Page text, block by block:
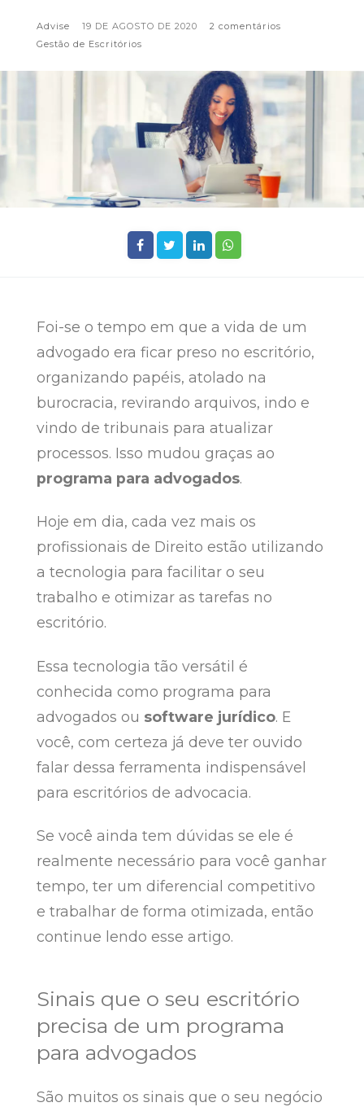
Advise 19 DE AGOSTO DE 2020
2 comentários
Gestão de Escritórios
Foi-se o tempo em que a vida de um
advogado era ficar preso no escritório,
organizando papéis, atolado na
burocracia, revirando arquivos, indo e
vindo de tribunais para atualizar
processos. Isso mudou graças ao
programa para advogados.
Hoje em dia, cada vez mais os
profissionais de Direito estão utilizando
a tecnologia para facilitar o seu
trabalho e otimizar as tarefas no
escritório.
Essa tecnologia tão versátil é
conhecida como programa para
advogados ou software jurídico. E
você, com certeza já deve ter ouvido
falar dessa ferramenta indispensável
para escritórios de advocacia.
Se você ainda tem dúvidas se ele é
realmente necessário para você ganhar
tempo, ter um diferencial competitivo
e trabalhar de forma otimizada, então
continue lendo esse artigo.
Sinais que o seu escritório
precisa de um programa
para advogados
São muitos os sinais que o seu negócio